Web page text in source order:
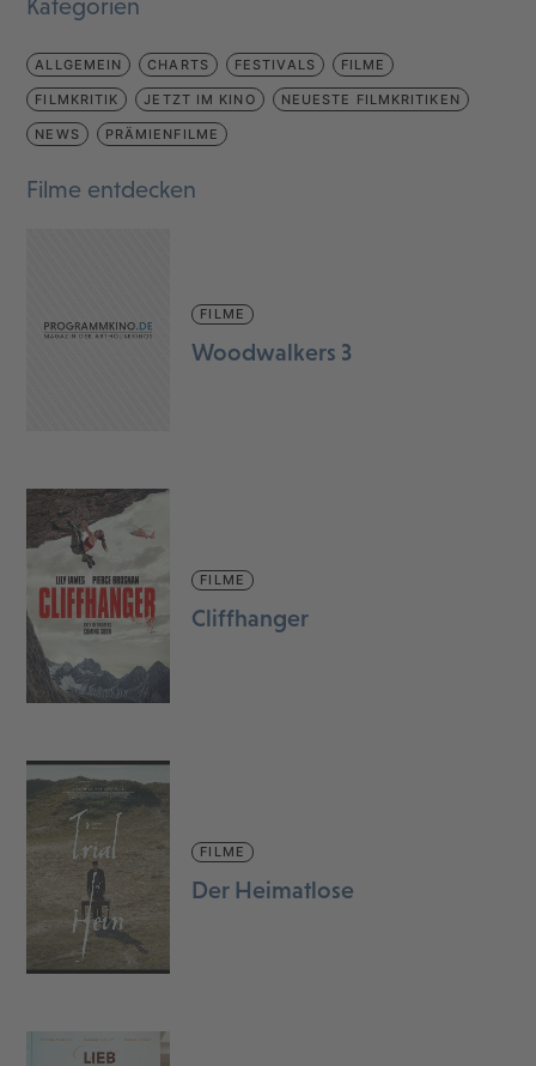
Kategorien
ALLGEMEIN CHARTS FESTIVALS FILME
FILMKRITIK JETZT IM KINO NEUESTE FILMKRITIKEN
NEWS PRÄMIENFILME
Filme entdecken
FILME
Woodwalkers 3
FILME
Cliffhanger
FILME
Der Heimatlose